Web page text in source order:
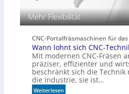
Mehr Flexibilität
CNC-Portalfräsmaschinen für
Wann lohnt sich CNC-
Mit modernen CNC-Fräsen
präziser, effizienter und
beschränkt sich die
die Industrie, sie ist…
Weiterlesen: